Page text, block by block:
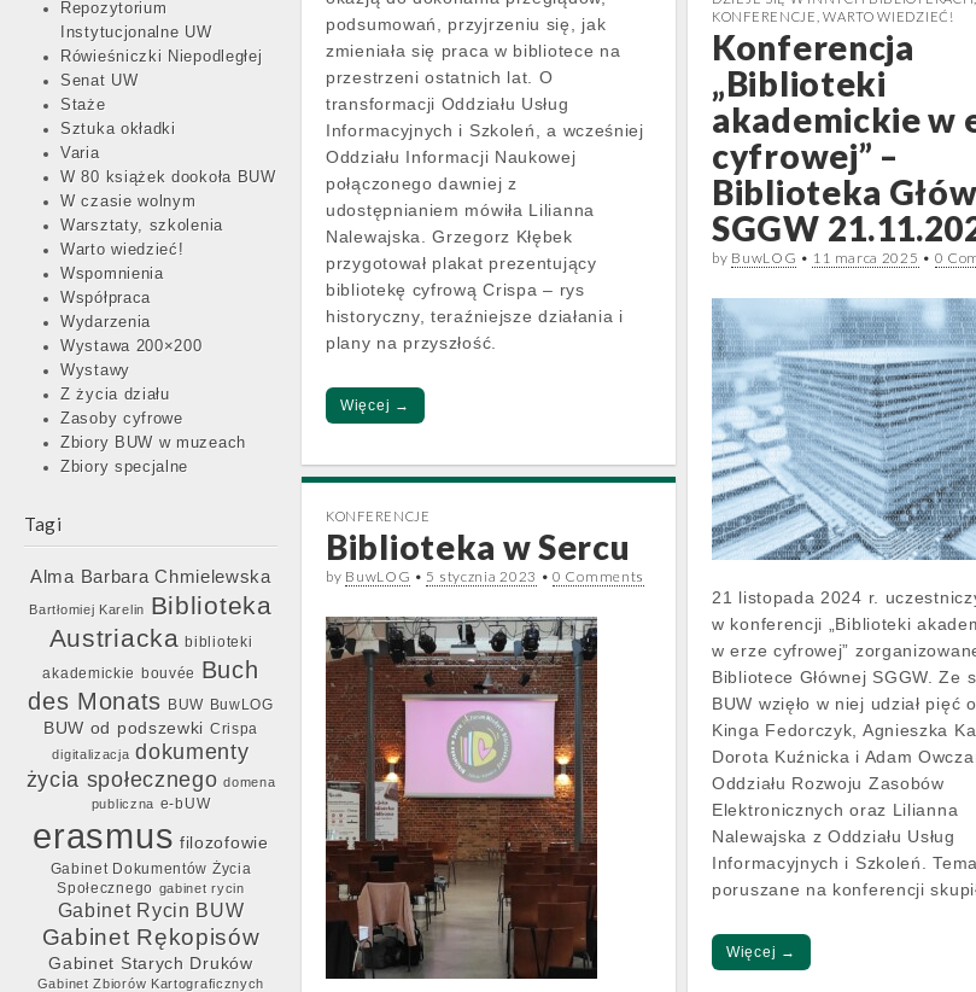
Repozytorium
Instytucjonalne UW
Rówieśniczki Niepodległej
Senat UW
Staże
Sztuka okładki
Varia
W 80 książek dookoła BUW
W czasie wolnym
Warsztaty, szkolenia
Warto wiedzieć!
Wspomnienia
Współpraca
Wydarzenia
Wystawa 200×200
Wystawy
Z życia działu
Zasoby cyfrowe
Zbiory BUW w muzeach
Zbiory specjalne
Tagi
Alma Barbara Chmielewska
Bartłomiej Karelin Biblioteka
Austriacka biblioteki
akademickie
bouvée
Buch
des Monats BUW BuwLOG
BUW od podszewki Crispa
digitalizacja dokumenty
życia społecznego domena
publiczna e-bUW
erasmus filozofowie
Gabinet Dokumentów Życia
Społecznego gabinet rycin
Gabinet Rycin BUW
Gabinet Rękopisów
Gabinet Starych Druków
Gabinet Zbiorów Kartograficznych
podsumowań, przyjrzeniu się, jak
zmieniała się praca w bibliotece na
przestrzeni ostatnich lat. O
transformacji Oddziału Usług
Informacyjnych i Szkoleń, a wcześniej
Oddziału Informacji Naukowej
połączonego dawniej z
udostępnianiem mówiła Lilianna
Nalewajska. Grzegorz Kłębek
przygotował plakat prezentujący
bibliotekę cyfrową Crispa – rys
historyczny, teraźniejsze działania i
plany na przyszłość.
Więcej →
KONFERENCJE ,WARTO WIEDZIEĆ!
Konferencja
„Biblioteki
akademickie w
cyfrowej” –
Biblioteka
SGGW
by BuwLOG • 11 marca 2025 • 0
21 listopada 2024 r.
w konferencji „Biblioteki
w erze cyfrowej”
Bibliotece Głównej SGGW. Ze
BUW wzięło w niej udział pięć
Kinga Fedorczyk, Agnieszka
Dorota Kuźnicka i Adam
Oddziału Rozwoju Zasobów
Elektronicznych oraz Lilianna
Nalewajska z Oddziału Usług
Informacyjnych i Szkoleń.
poruszane na konferencji
Więcej →
KONFERENCJE
Biblioteka w Sercu
by BuwLOG • 5 stycznia 2023 •0 Comments